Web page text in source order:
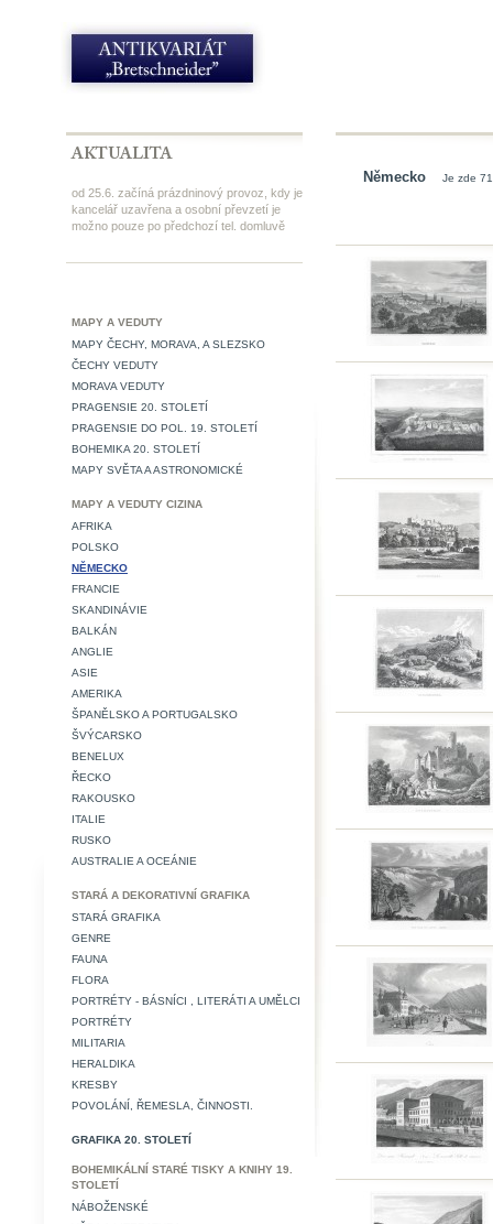
od 25.6. začíná prázdninový provoz, kdy je
kancelář uzavřena a osobní převzetí je
možno pouze po předchozí tel. domluvě
MAPY A VEDUTY
MAPY ČECHY, MORAVA, A SLEZSKO
ČECHY VEDUTY
MORAVA VEDUTY
PRAGENSIE 20. STOLETÍ
PRAGENSIE DO POL. 19. STOLETÍ
BOHEMIKA 20. STOLETÍ
MAPY SVĚTA A ASTRONOMICKÉ
MAPY A VEDUTY CIZINA
AFRIKA
POLSKO
NĚMECKO
FRANCIE
SKANDINÁVIE
BALKÁN
ANGLIE
ASIE
AMERIKA
ŠPANĚLSKO A PORTUGALSKO
ŠVÝCARSKO
BENELUX
ŘECKO
RAKOUSKO
ITALIE
RUSKO
AUSTRALIE A OCEÁNIE
STARÁ A DEKORATIVNÍ GRAFIKA
STARÁ GRAFIKA
GENRE
FAUNA
FLORA
PORTRÉTY - BÁSNÍCI , LITERÁTI A UMĚLCI
PORTRÉTY
MILITARIA
HERALDIKA
KRESBY
POVOLÁNÍ, ŘEMESLA, ČINNOSTI.
GRAFIKA 20. STOLETÍ
BOHEMIKÁLNÍ STARÉ TISKY A KNIHY 19.
STOLETÍ
NÁBOŽENSKÉ
Německo Je zde